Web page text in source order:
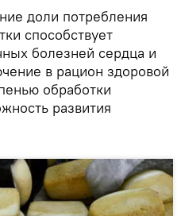
доли потребления
способствует
болезней сердца и
в рацион здоровой
обработки
развития